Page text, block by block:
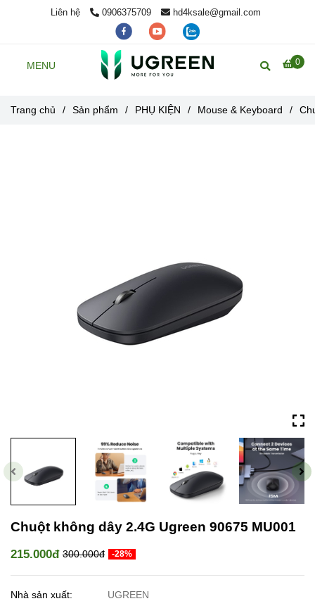
Liên hệ 0906375709 hd4ksale@gmail.com
0
MENU
Trang chủ / Sản phẩm / PHỤ KIỆN / Mouse & Keyboard /
Chuột không dây 2.4G Ugreen 90675 MU001
215.000đ 300.000đ -28%
Nhà sản xuất: UGREEN